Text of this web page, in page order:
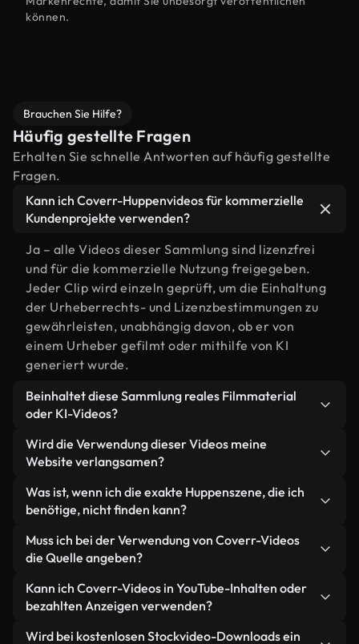
können.
Brauchen Sie Hilfe?
Häufig gestellte Fragen
Erhalten Sie schnelle Antworten auf häufig gestellte
Fragen.
Kann ich Coverr-Huppenvideos für kommerzielle
Kundenprojekte verwenden?
Ja – alle Videos dieser Sammlung sind lizenzfrei
und für die kommerzielle Nutzung freigegeben.
Jeder Clip wird einzeln geprüft, um die Einhaltung
der Urheberrechts- und Lizenzbestimmungen zu
gewährleisten, unabhängig davon, ob er von
einem Urheber gefilmt oder mithilfe von KI
generiert wurde.
Beinhaltet diese Sammlung reales Filmmaterial
oder KI-Videos?
Beides. Es handelt sich um eine Hybridbibliothek
aus realen, von Menschen aufgenommenen
generierten Videos. Jedes Video ist eindeutig
beschriftet, sodass Sie immer wissen, was Sie
verwenden.
Wird die Verwendung dieser Videos meine
Website verlangsamen?
Nicht, wenn Sie unsere optimierten Versionen
wählen. Wir bieten schlanke, webfähige Formate,
wurden – so bleibt die Qualität hoch, während
gleichzeitig die Ladezeiten minimiert und
Kennzahlen wie LCP verbessert werden.
Was ist, wenn ich die exakte Huppenszene, die ich
benötige, nicht finden kann?
Mit Coverr AI Studio erstellen Sie im
Handumdrehen ein solches Video. Beschreiben Sie
Sonnenuntergang" – und das Studio generiert
innerhalb von Sekunden ein individuelles Video für
Sie, das unseren Lizenzbestimmungen entspricht.
Muss ich bei der Verwendung von Coverr-Videos
die Quelle angeben?
Eine Namensnennung ist nicht erforderlich. Alle
Videos in unserer Stockbibliothek sind lizenzfrei
verwendet werden – wir freuen uns aber immer
Kann ich Coverr-Videos in YouTube-Inhalten oder
bezahlten Anzeigen verwenden?
Ja. Sämtliches Stockmaterial von Coverr darf in
Wird bei kostenlosen Stockvideo-Downloads ein